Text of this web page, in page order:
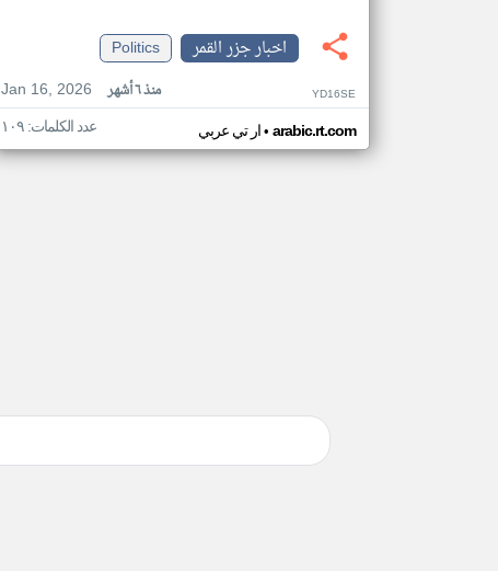
اخبار جزر القمر
Politics
Jan 16, 2026
منذ ٦ أشهر YD16SE
ار تي عربي• arabic.rt.com عدد الكلمات: ١٠٩